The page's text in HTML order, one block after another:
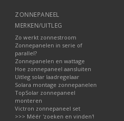
ZONNEPANEEL
MERKEN/UITLEG
Zo werkt zonnestroom
Zonnepanelen in serie of
parallel?
Zonnepanelen en wattage
Hoe zonnepaneel aansluiten
Uitleg solar laadregelaar
Solara montage zonnepanelen
TopSolar zonnepaneel
monteren
Victron zonnepaneel set
>>> Méér 'zoeken en vinden'!